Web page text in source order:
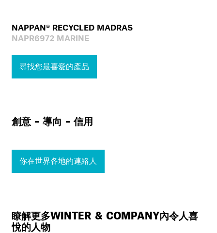
NAPPAN® RECYCLED MADRAS
NAPR6972 MARINE
尋找您最喜愛的產品
創意 – 導向 – 信用
你在世界各地的連絡人
瞭解更多WINTER & COMPANY內令人喜
悅的人物